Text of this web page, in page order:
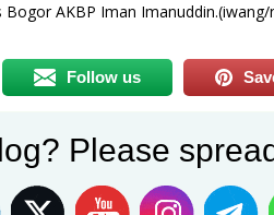
AKBP Iman Imanuddin.(iwang/
Follow us
Tajurhalang Kec.Tajurhalang
Realisasikan
Please